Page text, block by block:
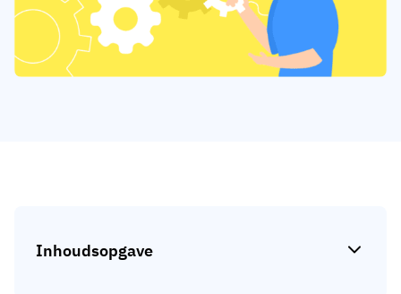
Audit trails
Ashland
Verpakking
Stop met achtervolgen, begin met
Inhoudsopgave